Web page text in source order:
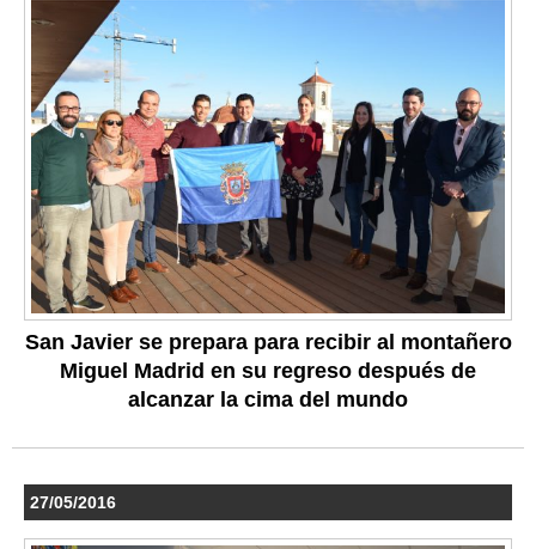
San Javier se prepara para recibir al montañero
Miguel Madrid en su regreso después de
alcanzar la cima del mundo
27/05/2016